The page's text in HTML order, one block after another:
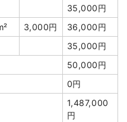
169,091円
1,860,000
円
35,000円
3,000円
36,000円
35,000円
50,000円
0円
1,487,000
円